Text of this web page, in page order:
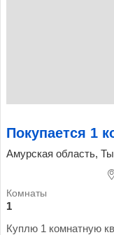
Покупается 1
Амурская область,
1
Куплю 1 комнатную